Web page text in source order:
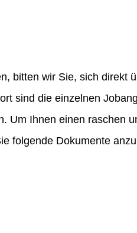
bitten wir Sie, sich direkt
sind die einzelnen
Um Ihnen einen raschen
folgende Dokumente